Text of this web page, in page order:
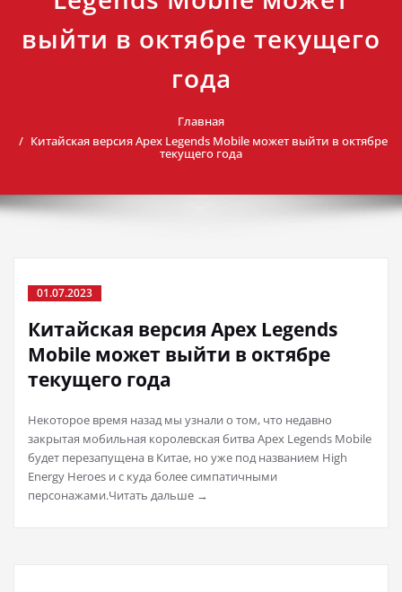
выйти в октябре текущего
года
Главная
Китайская версия Apex Legends Mobile может выйти в октябре
текущего года
01.07.2023
Китайская версия Apex Legends
Mobile может выйти в октябре
текущего года
Некоторое время назад мы узнали о том, что недавно
закрытая мобильная королевская битва Apex Legends Mobile
будет перезапущена в Китае, но уже под названием High
Energy Heroes и с куда более симпатичными
персонажами.Читать дальше →